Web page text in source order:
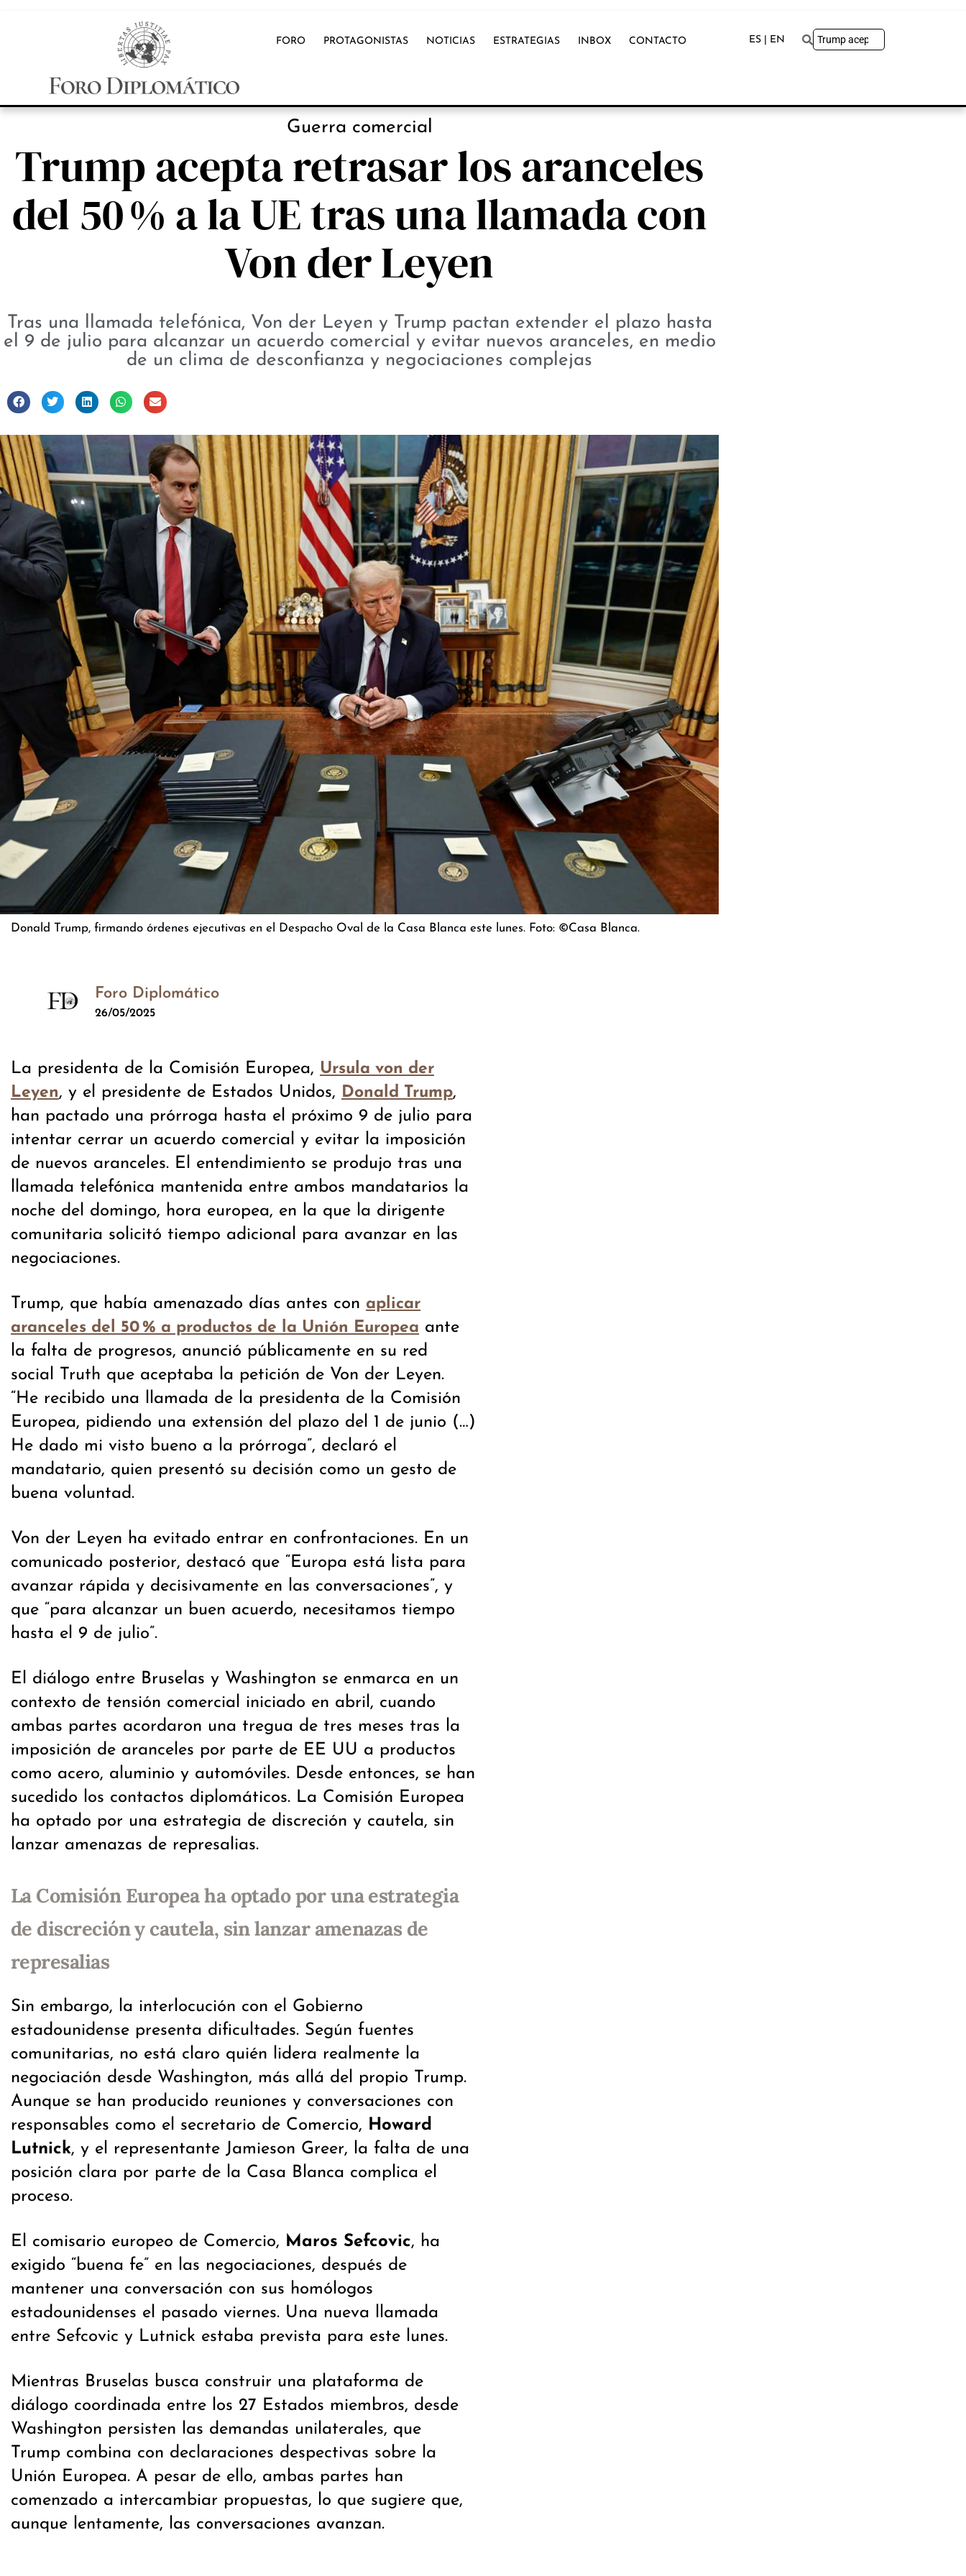
FORO PROTAGONISTAS NOTICIAS ESTRATEGIAS INBOX CONTACTO ES | EN
Guerra comercial
Trump acepta retrasar los aranceles
del 50 % a la UE tras una llamada con
Von der Leyen
Tras una llamada telefónica, Von der Leyen y Trump pactan extender el plazo hasta
el 9 de julio para alcanzar un acuerdo comercial y evitar nuevos aranceles, en medio
de un clima de desconfianza y negociaciones complejas
Donald Trump, firmando órdenes ejecutivas en el Despacho Oval de la Casa Blanca este lunes. Foto: ©Casa Blanca.
Foro Diplomático
26/05/2025
La presidenta de la Comisión Europea, Ursula von der
Leyen, y el presidente de Estados Unidos, Donald Trump,
han pactado una prórroga hasta el próximo 9 de julio para
intentar cerrar un acuerdo comercial y evitar la imposición
de nuevos aranceles. El entendimiento se produjo tras una
llamada telefónica mantenida entre ambos mandatarios la
noche del domingo, hora europea, en la que la dirigente
comunitaria solicitó tiempo adicional para avanzar en las
negociaciones.
Trump, que había amenazado días antes con aplicar
aranceles del 50 % a productos de la Unión Europea ante
la falta de progresos, anunció públicamente en su red
social Truth que aceptaba la petición de Von der Leyen.
“He recibido una llamada de la presidenta de la Comisión
Europea, pidiendo una extensión del plazo del 1 de junio (…)
He dado mi visto bueno a la prórroga”, declaró el
mandatario, quien presentó su decisión como un gesto de
buena voluntad.
Von der Leyen ha evitado entrar en confrontaciones. En un
comunicado posterior, destacó que “Europa está lista para
avanzar rápida y decisivamente en las conversaciones”, y
que “para alcanzar un buen acuerdo, necesitamos tiempo
hasta el 9 de julio”.
El diálogo entre Bruselas y Washington se enmarca en un
contexto de tensión comercial iniciado en abril, cuando
ambas partes acordaron una tregua de tres meses tras la
imposición de aranceles por parte de EE UU a productos
como acero, aluminio y automóviles. Desde entonces, se han
sucedido los contactos diplomáticos. La Comisión Europea
ha optado por una estrategia de discreción y cautela, sin
lanzar amenazas de represalias.
La Comisión Europea ha optado por una estrategia
de discreción y cautela, sin lanzar amenazas de
represalias
Sin embargo, la interlocución con el Gobierno
estadounidense presenta dificultades. Según fuentes
comunitarias, no está claro quién lidera realmente la
negociación desde Washington, más allá del propio Trump.
Aunque se han producido reuniones y conversaciones con
responsables como el secretario de Comercio, Howard
Lutnick, y el representante Jamieson Greer, la falta de una
posición clara por parte de la Casa Blanca complica el
proceso.
El comisario europeo de Comercio, Maros Sefcovic, ha
exigido “buena fe” en las negociaciones, después de
mantener una conversación con sus homólogos
estadounidenses el pasado viernes. Una nueva llamada
entre Sefcovic y Lutnick estaba prevista para este lunes.
Mientras Bruselas busca construir una plataforma de
diálogo coordinada entre los 27 Estados miembros, desde
Washington persisten las demandas unilaterales, que
Trump combina con declaraciones despectivas sobre la
Unión Europea. A pesar de ello, ambas partes han
comenzado a intercambiar propuestas, lo que sugiere que,
aunque lentamente, las conversaciones avanzan.